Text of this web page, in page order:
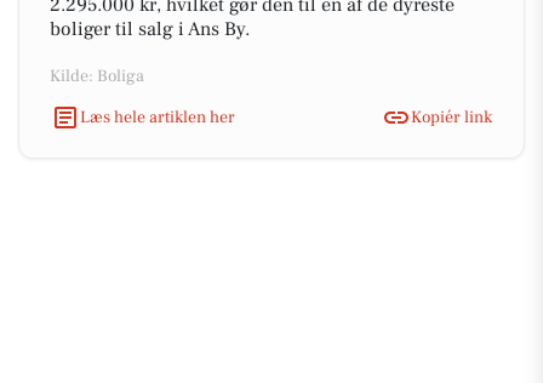
2.295.000 kr, hvilket gør den til en af de dyreste
boliger til salg i Ans By.
Kilde: Boliga
Læs hele artiklen her
Kopiér link